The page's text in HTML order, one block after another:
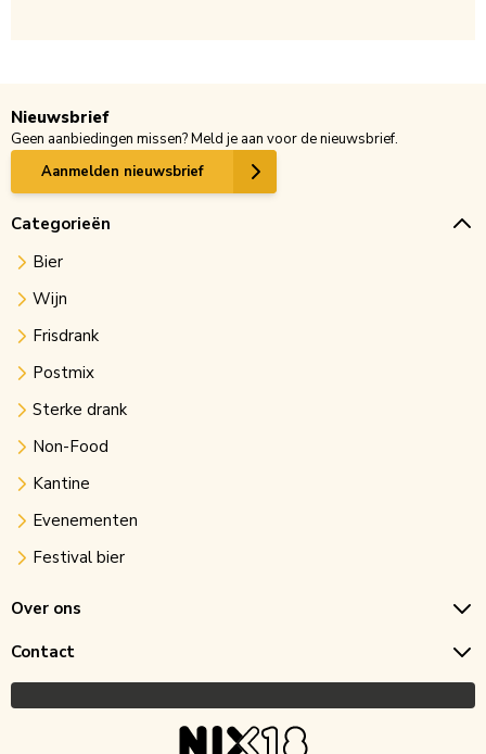
Nieuwsbrief
Geen aanbiedingen missen? Meld je aan voor de nieuwsbrief.
Aanmelden nieuwsbrief
Categorieën
Bier
Wijn
Frisdrank
Postmix
Sterke drank
Non-Food
Kantine
Evenementen
Festival bier
Over ons
Contact